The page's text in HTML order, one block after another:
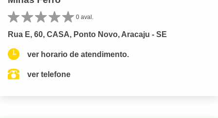
0 aval.
Rua E, 60, CASA, Ponto Novo, Aracaju - SE
ver horario de atendimento.
ver telefone